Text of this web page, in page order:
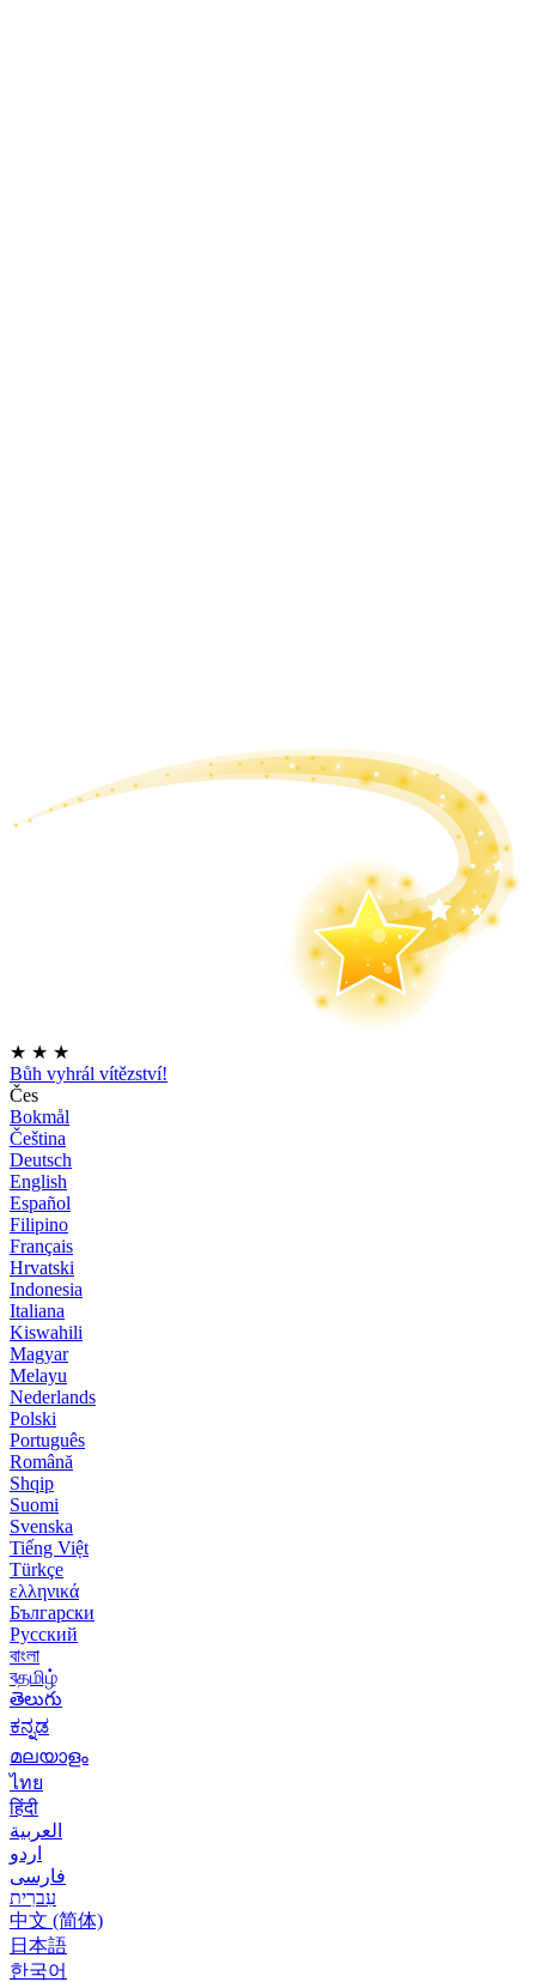
★ ★ ★
Bůh vyhrál vítězství!
Čes
Bokmål
Čeština
Deutsch
English
Español
Filipino
Français
Hrvatski
Indonesia
Italiana
Kiswahili
Magyar
Melayu
Nederlands
Polski
Português
Română
Shqip
Suomi
Svenska
Tiếng Việt
Türkçe
ελληνικά
Български
Русский
বাংলা
বதமிழ்
తెలుగు
ಕನ್ನಡ
മലയാളം
ไทย
हिंदी
العربية
اردو
فارسی
עִברִית
中文 (简体)
日本語
한국어